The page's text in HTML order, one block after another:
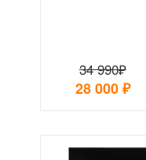
34 990₽
28 000₽